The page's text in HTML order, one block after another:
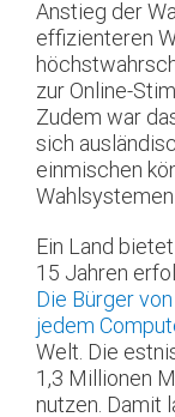
Anstieg der
effizienteren
zur Online-
Zudem war
sich
einmischen
Ein Land
15 Jahren
Die Bürger
jedem
Welt. Die
1,3 Millionen
nutzen. Damit